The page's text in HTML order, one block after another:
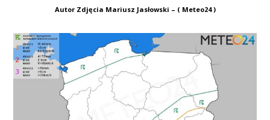
Autor Zdjęcia Mariusz Jasłowski – ( Meteo24 )